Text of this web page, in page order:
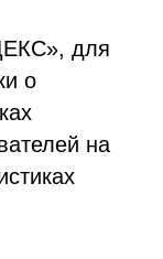
для
о
на